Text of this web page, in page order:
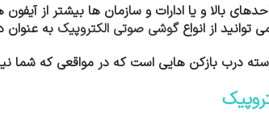
بالا و یا ادارات و سازمان ها بیشتر از
از انواعگوشی صوتی الکتروپیک به عنوان
درب بازکن هایی است که در مواقعی که شما